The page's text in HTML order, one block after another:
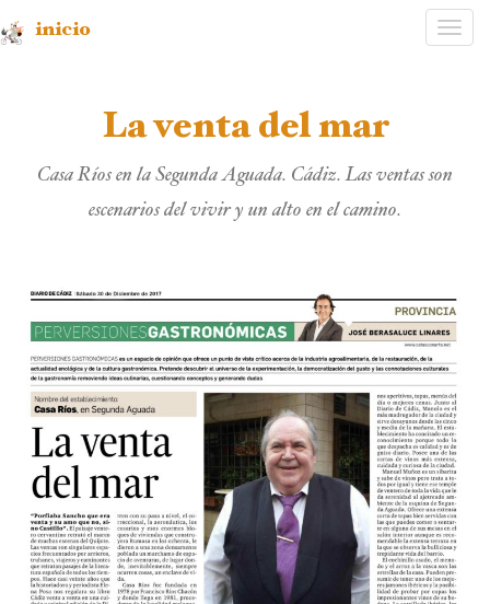
inicio
La venta del mar
Casa Ríos en la Segunda Aguada. Cádiz. Las ventas son
escenarios del vivir y un alto en el camino.